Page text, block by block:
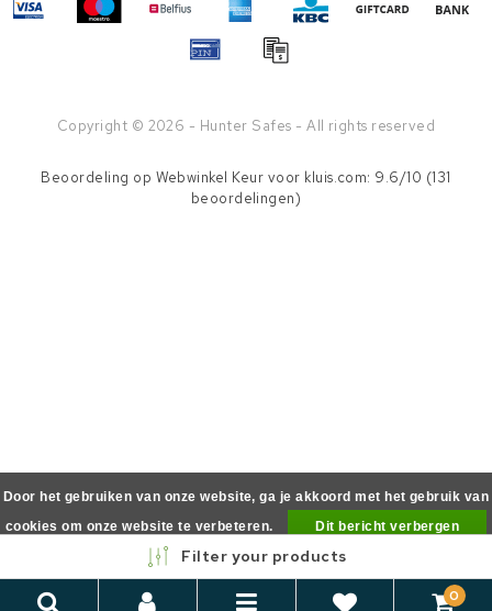
Copyright © 2026 - Hunter Safes - All rights reserved
Filter your products
0
Beoordeling op Webwinkel Keur voor kluis.com: 9.6/10 (131
beoordelingen)
Door het gebruiken van onze website, ga je akkoord met het gebruik van
cookies om onze website te verbeteren.
Dit bericht verbergen
Meer over cookies »